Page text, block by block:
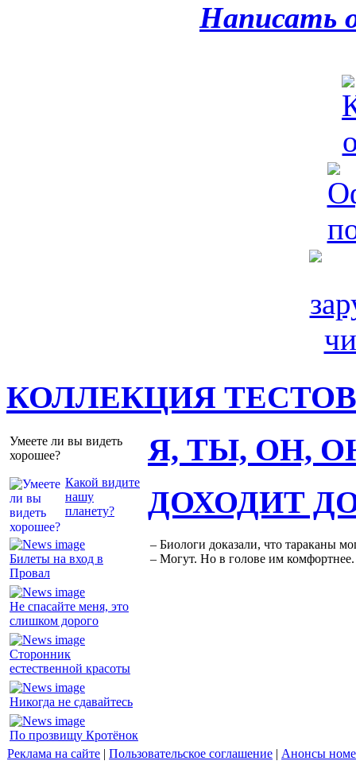
Написать
КОЛЛЕКЦИЯ ТЕСТОВ
Умеете ли вы видеть
хорошее?
Какой видите
нашу
планету?
Я, ТЫ, ОН,
Билеты на вход в
Провал
Не спасайте меня, это
слишком дорого
Сторонник
естественной красоты
Никогда не сдавайтесь
По прозвищу Кротёнок
ДОХОДИТ
– Биологи доказали, что тараканы
– Могут. Но в голове им комфортнее.
Реклама на сайте | Пользовательское соглашение | Анонсы